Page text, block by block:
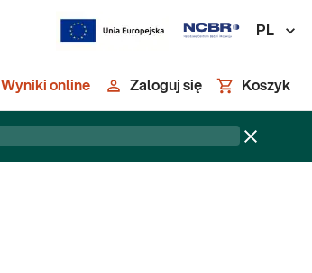
PL
Wyniki online Zaloguj się Koszyk